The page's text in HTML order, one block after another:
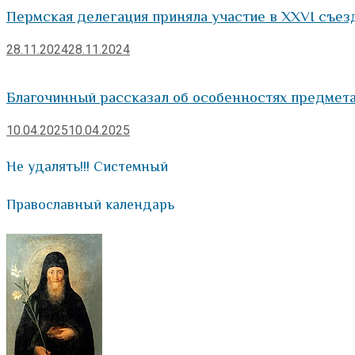
Пермская делегация приняла участие в XXVI
28.11.202428.11.2024
Благочинный рассказал об особенностях
10.04.202510.04.2025
Не удалять!!! Системный
Православный календарь